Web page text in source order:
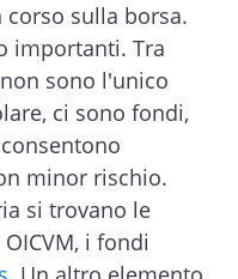
sulla borsa.
importanti. Tra
sono l'unico
ci sono fondi,
minor rischio.
si trovano le
i fondi